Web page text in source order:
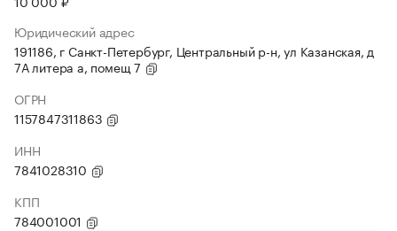
Юридический адрес
191186, г Санкт-Петербург, Центральный р-н, ул Казанская, д
7А литера а, помещ 7
ОГРН
1157847311863
ИНН
7841028310
КПП
784001001